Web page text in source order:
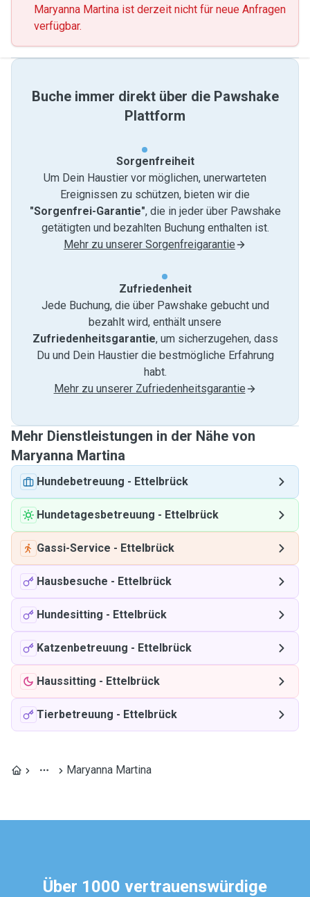
Maryanna Martina ist derzeit nicht für neue Anfragen
verfügbar.
Buche immer direkt über die Pawshake
Plattform
Sorgenfreiheit
Um Dein Haustier vor möglichen, unerwarteten
Ereignissen zu schützen, bieten wir die
"Sorgenfrei-Garantie", die in jeder über Pawshake
getätigten und bezahlten Buchung enthalten ist.
Mehr zu unserer Sorgenfreigarantie
Zufriedenheit
Jede Buchung, die über Pawshake gebucht und
bezahlt wird, enthält unsere
Zufriedenheitsgarantie, um sicherzugehen, dass
Du und Dein Haustier die bestmögliche Erfahrung
habt.
Mehr zu unserer Zufriedenheitsgarantie
Mehr Dienstleistungen in der Nähe von
Maryanna Martina
Hundebetreuung - Ettelbrück
Hundetagesbetreuung - Ettelbrück
Gassi-Service - Ettelbrück
Hausbesuche - Ettelbrück
Hundesitting - Ettelbrück
Katzenbetreuung - Ettelbrück
Haussitting - Ettelbrück
Tierbetreuung - Ettelbrück
Maryanna Martina
Über 1000 vertrauenswürdige